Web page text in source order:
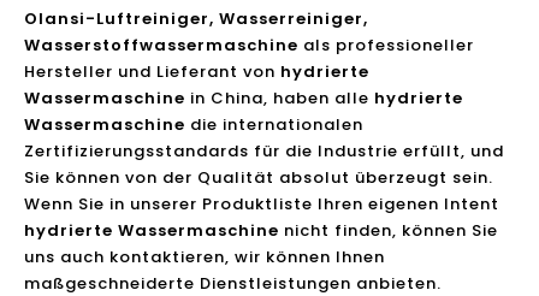
Olansi-Luftreiniger, Wasserreiniger,
Wasserstoffwassermaschine als professioneller
Hersteller und Lieferant von hydrierte
Wassermaschine in China, haben alle hydrierte
Wassermaschine die internationalen
Zertifizierungsstandards für die Industrie erfüllt, und
Sie können von der Qualität absolut überzeugt sein.
Wenn Sie in unserer Produktliste Ihren eigenen Intent
hydrierte Wassermaschine nicht finden, können Sie
uns auch kontaktieren, wir können Ihnen
maßgeschneiderte Dienstleistungen anbieten.